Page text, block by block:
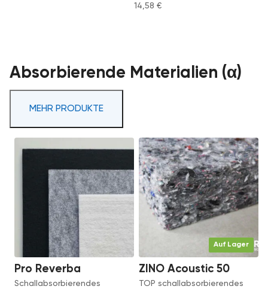
14,58 €
Absorbierende Materialien (α)
MEHR PRODUKTE
Pro Reverba
Schallabsorbierendes
Auf Lager
ZINO Acoustic 50
TOP schallabsorbierendes